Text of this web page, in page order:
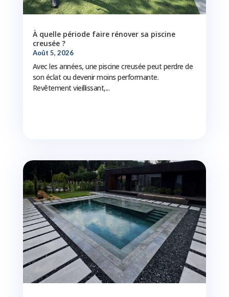
À quelle période faire rénover sa piscine
creusée ?
Août 5, 2026
Avec les années, une piscine creusée peut perdre de
son éclat ou devenir moins performante.
Revêtement vieillissant,...